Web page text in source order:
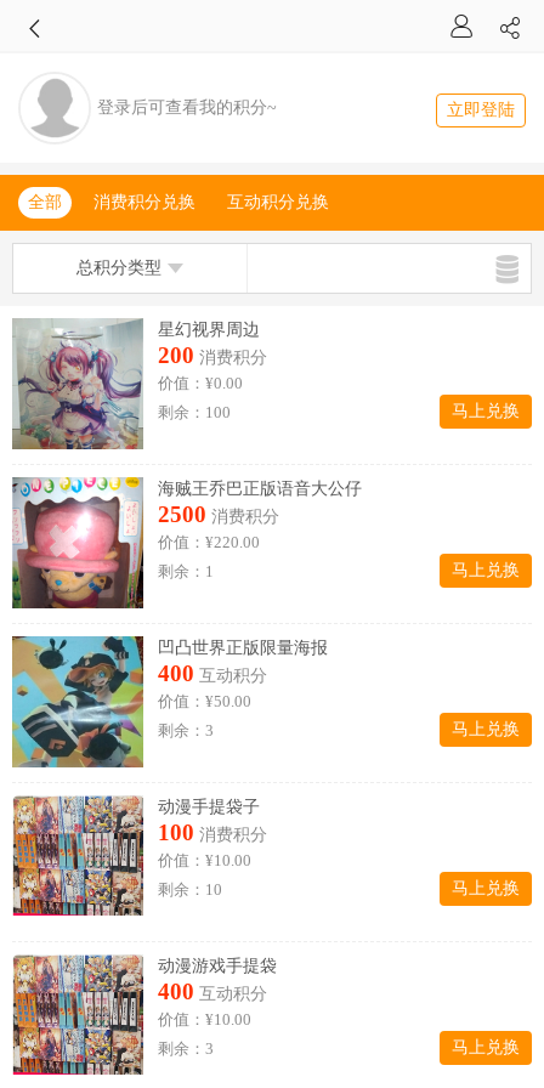
登录后可查看我的积分~ 立即登陆
全部 消费积分兑换 互动积分兑换
总积分类型
星幻视界周边
200 消费积分
价值：¥0.00
剩余：100
马上兑换
海贼王乔巴正版语音大公仔
2500 消费积分
价值：¥220.00
剩余：1
马上兑换
凹凸世界正版限量海报
400 互动积分
价值：¥50.00
剩余：3
马上兑换
动漫手提袋子
100 消费积分
价值：¥10.00
剩余：10
马上兑换
动漫游戏手提袋
400 互动积分
价值：¥10.00
剩余：3
马上兑换